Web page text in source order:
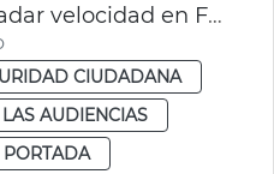
Instalación nuevo radar velocidad en Forn d'Alcedo
CIUDADANA
AUDIENCIAS
PORTADA